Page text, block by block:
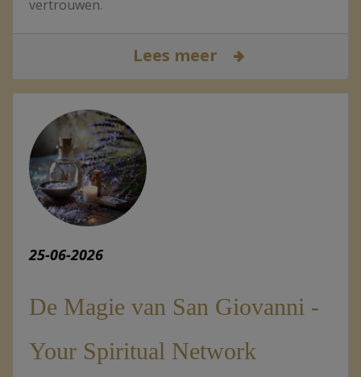
vertrouwen.
Lees meer
25-06-2026
De Magie van San Giovanni -
Your Spiritual Network